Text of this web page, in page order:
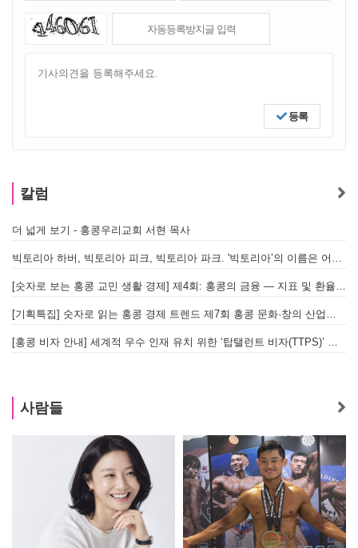
등록
칼럼
더 넓게 보기 - 홍콩우리교회 서현 목사
빅토리아 하버, 빅토리아 피크, 빅토리아 파크. '빅토리아’의 이름은 어떻게 온 걸까? - [이승권 원장의 생활칼럼]
[숫자로 보는 홍콩 교민 생활 경제] 제4회: 홍콩의 금융 — 지표 및 환율, MPF 운영 현황
[기획특집] 숫자로 읽는 홍콩 경제 트렌드 제7회 홍콩 문화·창의 산업의 구조와 분야별 동향
[홍콩 비자 안내] 세계적 우수 인재 유치 위한 ‘탑탤런트 비자(TTPS)’ 주요 요건
사람들